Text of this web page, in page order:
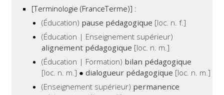
[Terminologie (FranceTerme)] :
(Éducation) pause pédagogique [loc. n. f.]
(Éducation | Enseignement supérieur)
alignement pédagogique [loc. n. m.]
(Éducation | Formation) bilan pédagogique
[loc. n. m.] ●dialogueur pédagogique [loc. n. m.]
(Enseignement supérieur) permanence